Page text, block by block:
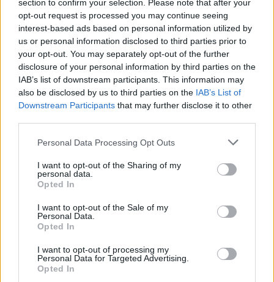
section to confirm your selection. Please note that after your
opt-out request is processed you may continue seeing
interest-based ads based on personal information utilized by
us or personal information disclosed to third parties prior to
your opt-out. You may separately opt-out of the further
disclosure of your personal information by third parties on the
IAB’s list of downstream participants. This information may
also be disclosed by us to third parties on the IAB’s List of
Downstream Participants that may further disclose it to other
Personal Data Processing Opt Outs
I want to opt-out of the Sharing of my
personal data.
Opted In
I want to opt-out of the Sale of my
Personal Data.
Opted In
I want to opt-out of processing my
Personal Data for Targeted Advertising.
Opted In
ΟΦΗ έμεινε παίκτη λιγότερο και βρήκαμε τα
αποθέματα να πάρουμε τη νίκη που τόσο
θέλαμε».
Για το τι άλλαξε με την έλευση του Γιάννη
Αναστασίου:
«Αλλάξαμε προπονητή, επιτελείο, είναι
δύσκολο, πρέπει να προσαρμοστείς γρήγορα.
Δείξαμε ότι αλλάζει η ψυχολογία. Είχαμε λίγες
μέρες για να δουλέψουμε. Ωστόσο δουλέψαμε
σκληρά για να πάρουμε τους τρεις βαθμούς
της νίκης».
Το μήνυμα του για την συνέχεια:
«Πιστέψτε σε μας. Πιστέψτε, ελάτε στο γήπεδο
και θα πολεμήσουμε για να πάρουμε το
καλύτερο που μπορούμε».